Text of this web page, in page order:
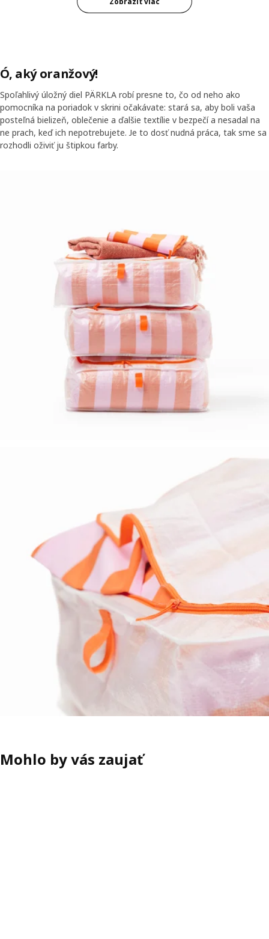
Ó, aký oranžový!
Spoľahlivý úložný diel PÄRKLA robí presne to, čo od neho ako
pomocníka na poriadok v skrini očakávate: stará sa, aby boli vaša
posteľná bielizeň, oblečenie a ďalšie textílie v bezpečí a nesadal na
ne prach, keď ich nepotrebujete. Je to dosť nudná práca, tak sme sa
rozhodli oživiť ju štipkou farby.
Mohlo by vás zaujať